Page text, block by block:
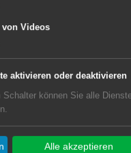
Videos
aktivieren oder deaktivieren
Schalter können Sie alle
Alle akzeptieren